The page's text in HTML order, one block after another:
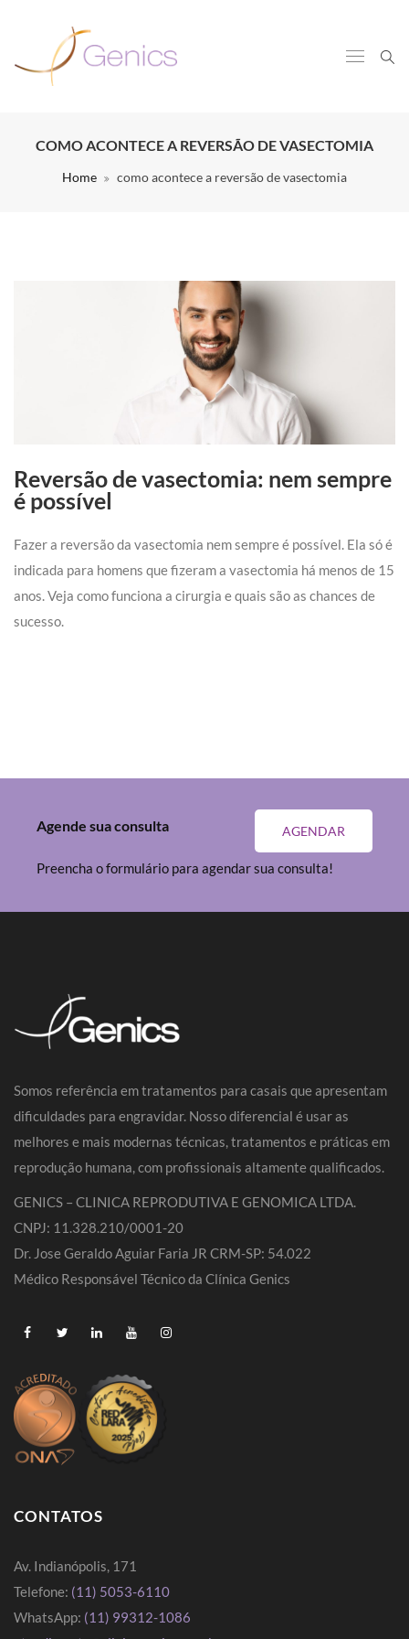
COMO ACONTECE A REVERSÃO DE VASECTOMIA
Home como acontece a reversão de vasectomia
Reversão de vasectomia: nem sempre
é possível
Fazer a reversão da vasectomia nem sempre é possível. Ela só é
indicada para homens que fizeram a vasectomia há menos de 15
anos. Veja como funciona a cirurgia e quais são as chances de
sucesso.
AGENDAR
Agende sua consulta
Preencha o formulário para agendar sua consulta!
Somos referência em tratamentos para casais que apresentam
dificuldades para engravidar. Nosso diferencial é usar as
melhores e mais modernas técnicas, tratamentos e práticas em
reprodução humana, com profissionais altamente qualificados.
GENICS – CLINICA REPRODUTIVA E GENOMICA LTDA.
CNPJ: 11.328.210/0001-20
Dr. Jose Geraldo Aguiar Faria JR CRM-SP: 54.022
Médico Responsável Técnico da Clínica Genics
CONTATOS
Av. Indianópolis, 171
Telefone: (11) 5053-6110
WhatsApp: (11) 99312-1086